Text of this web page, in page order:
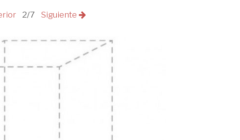
2/7 Siguiente